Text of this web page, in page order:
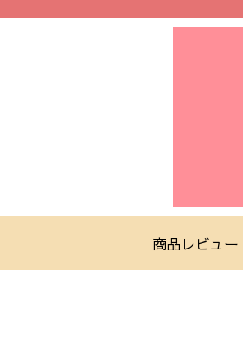
商品レビュー